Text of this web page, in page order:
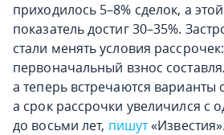
приходилось 5–8% сделок, а
показатель достиг 30–35%.
стали менять условия
первоначальный взнос
а теперь встречаются варианты
а срок рассрочки увеличился с
до восьми лет, пишут«Известия».